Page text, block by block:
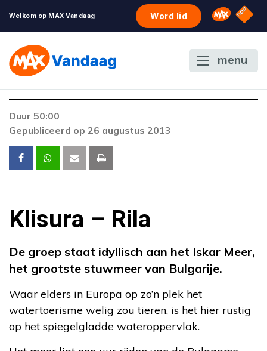
Welkom op MAX Vandaag Word lid Omroep
NPO
menu
Er is een fout opgetreden bij het afspelen van
Duur 50:00
Gepubliceerd op 26 augustus 2013
Klisura – Rila
De groep staat idyllisch aan het Iskar Meer,
het grootste stuwmeer van Bulgarije.
Waar elders in Europa op zo’n plek het
watertoerisme welig zou tieren, is het hier rustig
op het spiegelgladde wateroppervlak.